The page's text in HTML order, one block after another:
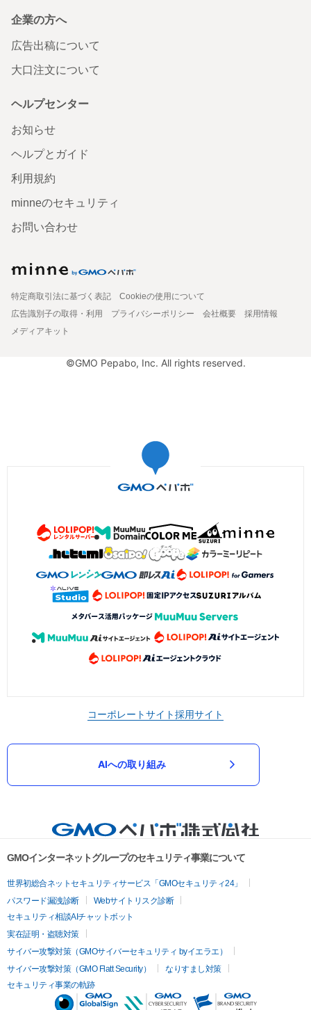
企業の方へ
広告出稿について
大口注文について
ヘルプセンター
お知らせ
ヘルプとガイド
利用規約
minneのセキュリティ
お問い合わせ
特定商取引法に基づく表記
Cookieの使用について
広告識別子の取得・利用
プライバシーポリシー 会社概要
採用情報
メディアキット
©GMO Pepabo, Inc. All rights reserved.
コーポレートサイト採用サイト
AIへの取り組み
GMOインターネットグループのセキュリティ事業について
世界初総合ネットセキュリティサービス「GMOセキュリティ24」
パスワード漏洩診断
Webサイトリスク診断
セキュリティ相談AIチャットボット
実在証明・盗聴対策
サイバー攻撃対策（GMOサイバーセキュリティ byイエラエ）
サイバー攻撃対策（GMO Flatt Security）
なりすまし対策
セキュリティ事業の軌跡